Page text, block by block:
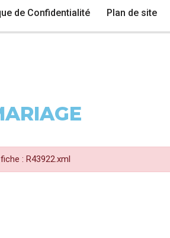
de Confidentialité Plan de site
: R43922.xml